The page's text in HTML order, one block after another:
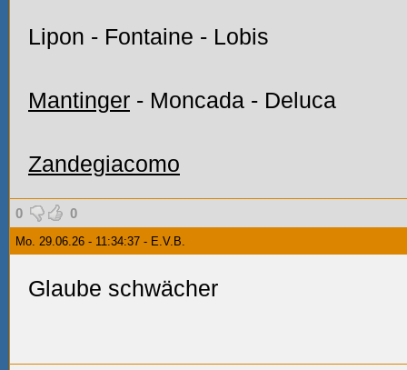
Lipon - Fontaine - Lobis
Mantinger - Moncada - Deluca
Zandegiacomo
0 0
Mo. 29.06.26 - 11:34:37 - E.V.B.
Glaube schwächer